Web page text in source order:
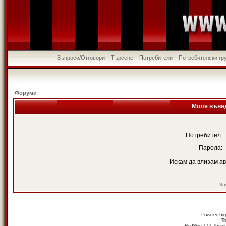
Въпроси/Отговори Търсене Потребители Потребителски
Форуми
Моля
Потребител:
Парола:
Искам да влизам
Powered by